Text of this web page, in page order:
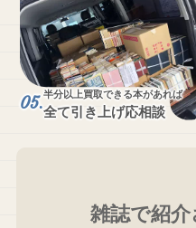
半分以上買取できる本があれば
全て引き上げ応相談
雑誌で紹介